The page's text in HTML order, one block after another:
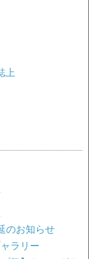
上
のお知らせ
ラリー